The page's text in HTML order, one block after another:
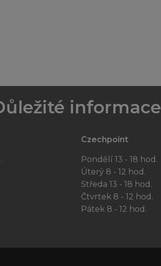
informace
Czechpoint
Pondělí 13 - 18 hod.
Úterý 8 - 12 hod.
Středa 13 - 18 hod.
Čtvrtek 8 - 12 hod.
Pátek 8 - 12 hod.